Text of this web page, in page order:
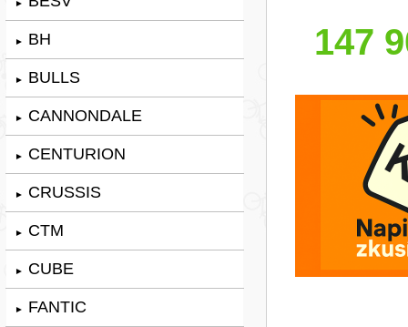
►
► BH
► BULLS
► CANNONDALE
► CENTURION
► CRUSSIS
► CTM
► CUBE
► FANTIC
147